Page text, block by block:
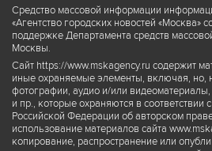
Средство массовой информации
«Агентство городских новостей «Москва»
поддержке Департамента средств
Москвы.
Сайт https://www.mskagency.ru содержит
иные охраняемые элементы, включая, но,
фотографии, аудио и/или
и пр., которые охраняются в соответствии
Российской Федерации об авторском
использование материалов сайта
копирование, распространение или